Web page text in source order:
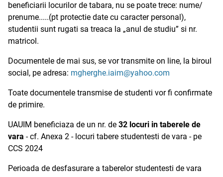
beneficiarii locurilor de tabara, nu se poate trece: nume/
prenume.....(pt protectie date cu caracter personal),
studentii sunt rugati sa treaca la „anul de studiu” si nr.
matricol.
Documentele de mai sus, se vor transmite on line, la biroul
social, pe adresa: mgherghe.iaim@yahoo.com
Toate documentele transmise de studenti vor fi confirmate
de primire.
UAUIM beneficiaza de un nr. de 32 locuri in taberele de
vara - cf. Anexa 2 - locuri tabere studentesti de vara - pe
CCS 2024
Perioada de desfasurare a taberelor studentesti de vara